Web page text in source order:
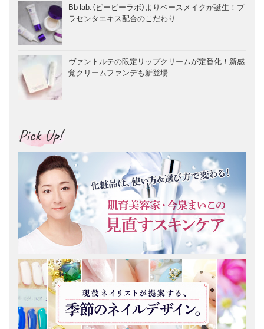
Bb lab.（ビービーラボ）よりベースメイクが誕生！プ
ラセンタエキス配合のこだわり
ヴァントルテの限定リップクリームが定番化！新感
覚クリームファンデも新登場
Pick Up!